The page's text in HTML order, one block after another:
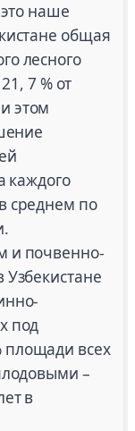
наше
общая
лесного
7 % от
этом
каждого
среднем по
и почвенно-
под
площади всех
–
в